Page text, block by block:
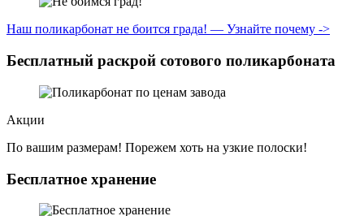
Наш поликарбонат не боится града! — Узнайте почему ->
Бесплатный раскрой сотового поликарбоната
Акции
По вашим размерам! Порежем хоть на узкие полоски!
Бесплатное хранение